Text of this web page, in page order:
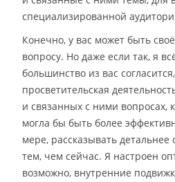
специализированной
Конечно, у вас может быть
вопросу. Но даже если так, я
большинство из вас
просветительская
и связанных с ними вопросах,
могла бы быть более
мере, рассказывать
тем, чем сейчас. Я настроен
возможно, внутренние